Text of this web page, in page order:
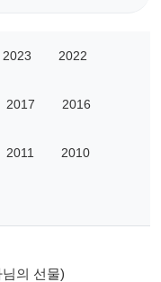
2023 2022
2017 2016
2011 2010
의 선물)